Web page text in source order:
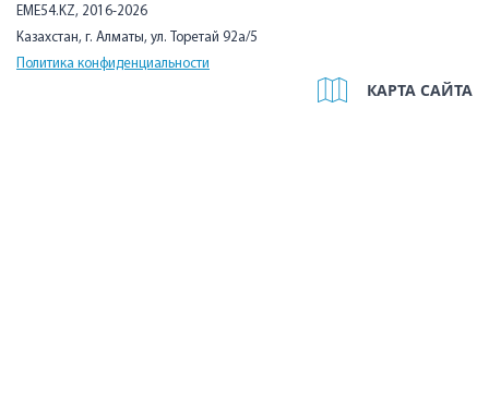
EME54.KZ, 2016-2026
Казахстан, г. Алматы, ул. Торетай 92а/5
Политика конфиденциальности
КАРТА САЙТА